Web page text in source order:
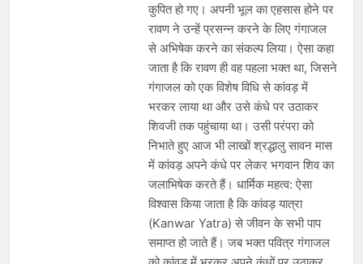
कुपित हो गए। अपनी भूल का एहसास होने पर
रावण ने उन्हें प्रसन्न करने के लिए गंगाजल
से अभिषेक करने का संकल्प लिया। ऐसा कहा
जाता है कि रावण ही वह पहला भक्त था, जिसने
गंगाजल को एक विशेष विधि से कांवड़ में
भरकर लाया था और उसे कंधे पर उठाकर
शिवजी तक पहुंचाया था। उसी परंपरा को
निभाते हुए आज भी लाखों श्रद्धालु सावन मास
में कांवड़ अपने कंधे पर लेकर भगवान शिव का
जलाभिषेक करते हैं। धार्मिक महत्व: ऐसा
विश्वास किया जाता है कि कांवड़ यात्रा
(Kanwar Yatra) से जीवन के सभी पाप
समाप्त हो जाते हैं। जब भक्त पवित्र गंगाजल